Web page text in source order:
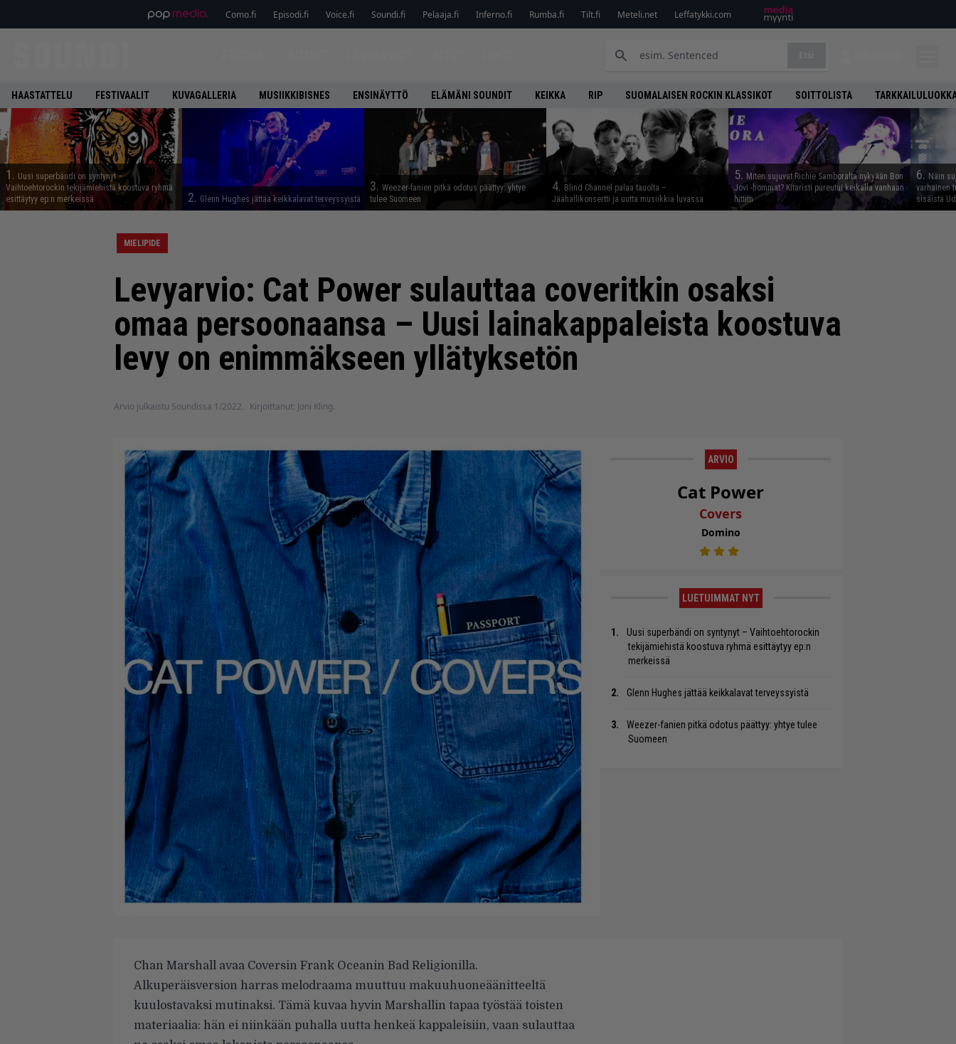
Como.fi Episodi.fi Voice.fi Soundi.fi Pelaaja.fi Inferno.fi Rumba.fi Tilt.fi Meteli.net Leffatykki.com
HAASTATTELU FESTIVAALIT KUVAGALLERIA MUSIIKKIBISNES ENSINÄYTTÖ ELÄMÄNI SOUNDIT KEIKKA RIP SUOMALAISEN ROCKIN KLASSIKOT SOITTOLISTA
1. Uusi superbändi on syntynyt –
Vaihtoehtorockin tekijämiehistä koostuva ryhmä
esittäytyy ep:n merkeissä
2. Glenn Hughes jättää keikkalavat terveyssyistä
3. Weezer-fanien pitkä odotus päättyy: yhtye
tulee Suomeen
4. Blind Channel palaa tauolta –
Jäähallikonsertti ja uutta musiikkia luvassa
5. Miten sujuvat Richie Samboralta nykyään Bon
Jovi -hommat? Kitaristi pureutui keikalla vanhaan
hittiin
6. Näin
varhainen
sisäistä
MIELIPIDE
Levyarvio: Cat Power sulauttaa coveritkin osaksi
omaa persoonaansa – Uusi lainakappaleista koostuva
levy on enimmäkseen yllätyksetön
Arvio julkaistu Soundissa 1/2022. Kirjoittanut: Joni Kling.
ARVIO
Cat Power
Covers
Domino
LUETUIMMAT NYT
Uusi superbändi on syntynyt – Vaihtoehtorockin
tekijämiehistä koostuva ryhmä esittäytyy ep:n
merkeissä
Glenn Hughes jättää keikkalavat terveyssyistä
Weezer-fanien pitkä odotus päättyy: yhtye tulee
Suomeen
Chan Marshall avaa Coversin Frank Oceanin Bad Religionilla.
Alkuperäisversion harras melodraama muuttuu makuuhuoneäänitteeltä
kuulostavaksi mutinaksi. Tämä kuvaa hyvin Marshallin tapaa työstää toisten
materiaalia: hän ei niinkään puhalla uutta henkeä kappaleisiin, vaan sulauttaa